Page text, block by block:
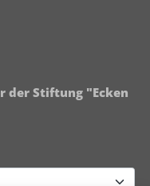
der Stiftung "Ecken